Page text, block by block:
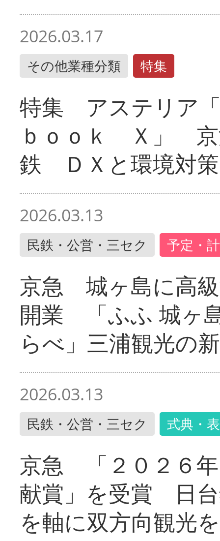
2026.03.17
その他業種分類 特集
特集 アステリア
ｂｏｏｋ Ｘ」 京
鉄 ＤＸと環境対策
2026.03.13
民鉄・公営・三セク 予定・
京急 城ヶ島に高
開業 「ふふ 城ヶ
らべ」三浦観光の
2026.03.13
民鉄・公営・三セク 式典・
京急 「２０２６
献賞」を受賞 日
を軸に双方向観光